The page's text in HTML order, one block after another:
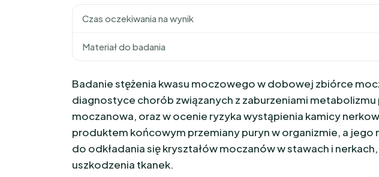
Czas oczekiwania na wynik
Materiał do badania
Badanie stężenia kwasu moczowego w dobowej zbiórce
diagnostyce chorób związanych z zaburzeniami metabolizmu
moczanowa, oraz w ocenie ryzyka wystąpienia kamicy
produktem końcowym przemiany puryn w organizmie, a jego
do odkładania się kryształów moczanów w stawach i
uszkodzenia tkanek.